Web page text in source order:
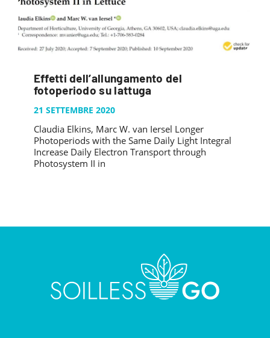
Effetti dell’allungamento del
fotoperiodo su lattuga
21 SETTEMBRE 2020
Claudia Elkins, Marc W. van Iersel Longer
Photoperiods with the Same Daily Light Integral
Increase Daily Electron Transport through
Photosystem II in